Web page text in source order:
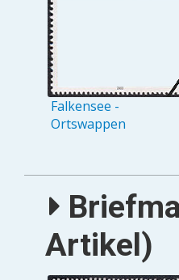
Falkensee -
Ortswappen
Artikel)